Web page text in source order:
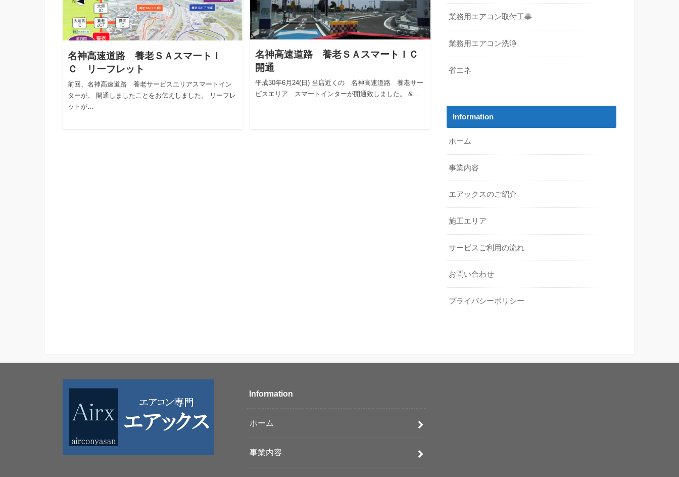
名神高速道路 養老ＳＡスマートＩ
Ｃ リーフレット
前回、名神高速道路 養老サービスエリアスマートイン
ターが、 開通しましたことをお伝えしました。 リーフレ
ットが…
名神高速道路 養老ＳＡスマートＩＣ
開通
平成30年6月24(日) 当店近くの 名神高速道路 養老サー
ビスエリア スマートインターが開通致しました。 &…
業務用エアコン取付工事
業務用エアコン洗浄
省エネ
Information
ホーム
事業内容
エアックスのご紹介
施工エリア
サービスご利用の流れ
お問い合わせ
プライバシーポリシー
Information
ホーム
事業内容